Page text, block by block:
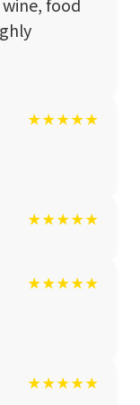
★★★★★
★★★★★
★★★★★
★★★★★